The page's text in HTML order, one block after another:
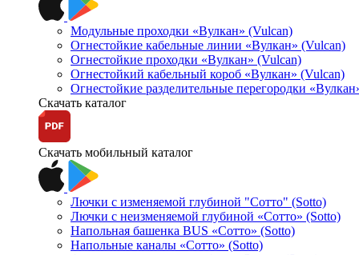
Модульные проходки «Вулкан» (Vulcan)
Огнестойкие кабельные линии «Вулкан» (Vulcan)
Огнестойкие проходки «Вулкан» (Vulcan)
Огнестойкий кабельный короб «Вулкан» (Vulcan)
Огнестойкие разделительные перегородки
Скачать каталог
Скачать мобильный каталог
Лючки с изменяемой глубиной "Сотто" (Sotto)
Лючки с неизменяемой глубиной «Сотто» (Sotto)
Напольная башенка BUS «Сотто» (Sotto)
Напольные каналы «Сотто» (Sotto)